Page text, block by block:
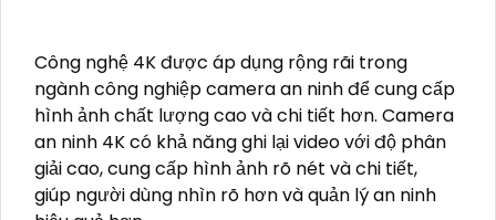
Công nghệ 4K được áp dụng rộng rãi trong
ngành công nghiệp camera an ninh để cung cấp
hình ảnh chất lượng cao và chi tiết hơn. Camera
an ninh 4K có khả năng ghi lại video với độ phân
giải cao, cung cấp hình ảnh rõ nét và chi tiết,
giúp người dùng nhìn rõ hơn và quản lý an ninh